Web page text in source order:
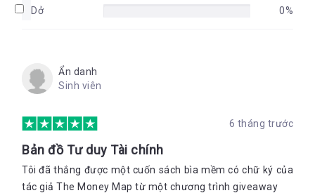
Dở
0%
Ẩn danh
Sinh viên
6 tháng trước
Bản đồ Tư duy Tài chính
Tôi đã thắng được một cuốn sách bìa mềm có chữ ký của
tác giả The Money Map từ một chương trình giveaway